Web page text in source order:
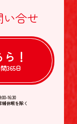
い合せ
！
365日
16:30
休暇を除く